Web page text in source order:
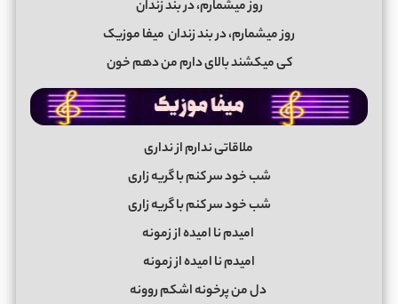
روز میشمارم، در بند زندان
روز میشمارم، در بند زندان میفا موزیک
کی میکشند بالای دارم من دهم خون
ملاقاتی ندارم از نداری
شب خود سر کنم با گریه زاری
شب خود سر کنم با گریه زاری
امیدم نا امیده از زمونه
امیدم نا امیده از زمونه
دل من پرخونه اشکم روونه